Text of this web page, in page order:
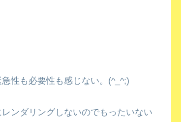
性も必要性も感じない。(^_^;)
ンダリングしないのでもったいない